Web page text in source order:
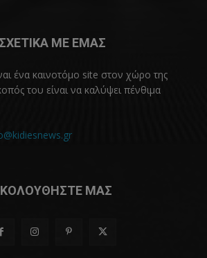
ΣΧΕΤΙΚΑ ΜΕ ΕΜΑΣ
ένα καινοτόμο site στον χώρο της
του είναι να καλύψει πένθιμα
ΜΑΣ